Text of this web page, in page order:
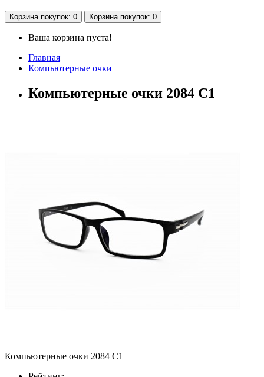
Корзинапокупок: 0 Корзинапокупок: 0
Ваша корзина пуста!
Главная
Компьютерные очки
Компьютерные очки 2084 С1
Компьютерные очки 2084 С1